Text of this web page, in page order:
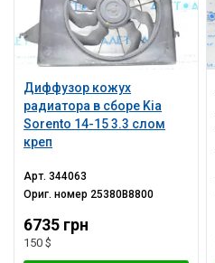
Диффузор кожух
радиатора в сборе Kia
Sorento 14-15 3.3 слом
креп
Арт.344063
Ориг. номер 25380B8800
6735 грн
150 $